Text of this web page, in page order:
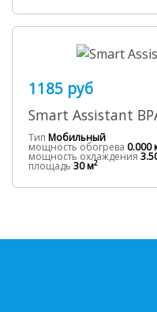
1185 руб
Smart Assistant
Тип Мобильный
мощность обогрева 0.000
мощность охлаждения
площадь 30 м2